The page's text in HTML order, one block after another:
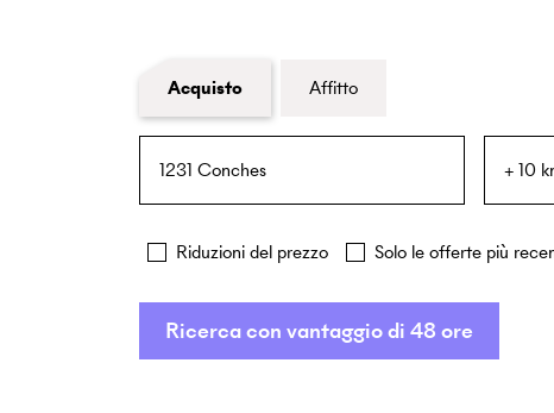
Modulo di ricerca immobiliare
Acquisto
Affitto
Riduzioni del prezzo Solo le offerte più
Ricerca con vantaggio di 48 ore